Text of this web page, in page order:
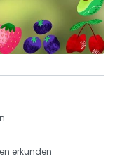
erkunden